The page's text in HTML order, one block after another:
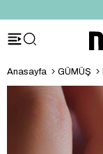
Anasayfa GÜMÜŞ